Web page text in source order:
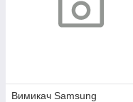
Вимикач Samsung